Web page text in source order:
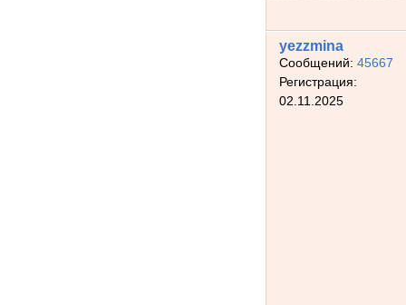
yezzmina
Сообщений:45667
Регистрация:
02.11.2025